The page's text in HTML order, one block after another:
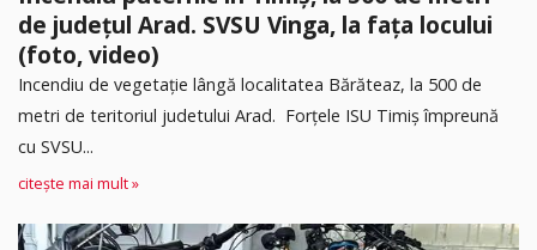
de județul Arad. SVSU Vinga, la fața locului
(foto, video)
Incendiu de vegetație lângă localitatea Bărăteaz, la 500 de
metri de teritoriul judetului Arad. Forțele ISU Timiș împreună
cu SVSU...
citește mai mult »